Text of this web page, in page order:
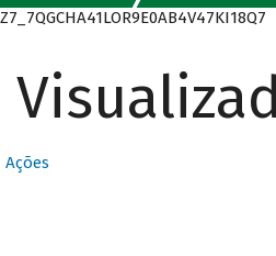
Z7_7QGCHA41LOR9E0AB4V47KI18Q7
Ações